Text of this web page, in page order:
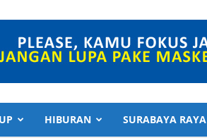
HIBURAN SURABAYA RAYA